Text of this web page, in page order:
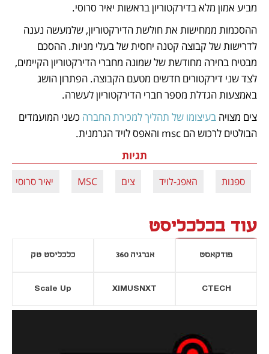
מביע אמון מלא בדירקטוריון בראשות יאיר סרוסי.
באמצעות הגדלת מספר חברי הדירקטוריון לעשרה.
צים מצויה בעיצומו של תהליך למכירת החברה
הבולטים לרכוש הם msc והאפס לויד הגרמנית.
תגיות
ספנות האפג-לויד צים MSC יאיר סרוסי
עוד בכלכליסט
פודקאסט אנרגיה 360 כלכליסט טק
CTECH
XIMUSNXT
Scale Up
נפתח בכרטיסייה חדשה חדשה